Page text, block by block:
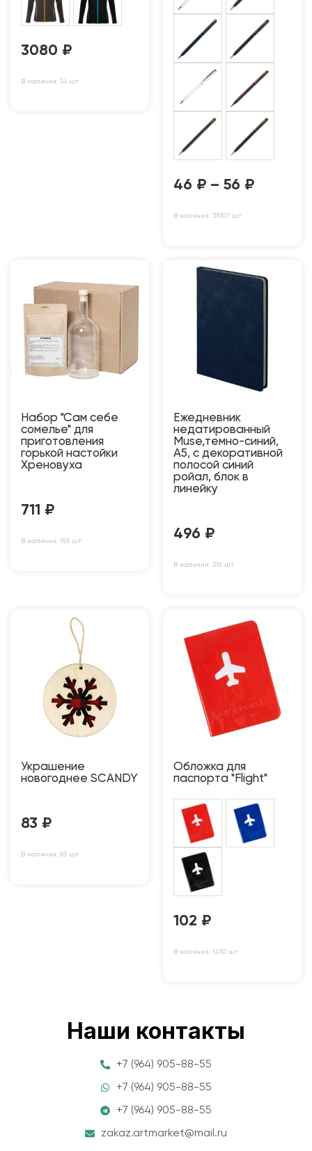
3080 ₽
В наличии: 14 шт
46 ₽ – 56 ₽
В наличии: 31907 шт
Набор "Сам себе
сомелье" для
приготовления
горькой настойки
Хреновуха
711 ₽
В наличии: 155 шт
Ежедневник
недатированный
Muse,темно-синий,
А5, с декоративной
полосой синий
ройал, блок в
линейку
496 ₽
В наличии: 316 шт
Украшение
новогоднее SCANDY
83 ₽
В наличии: 85 шт
Обложка для
паспорта "Flight"
102 ₽
В наличии: 1410 шт
Наши контакты
+7 (964) 905-88-55
+7 (964) 905-88-55
+7 (964) 905-88-55
zakaz.artmarket@mail.ru